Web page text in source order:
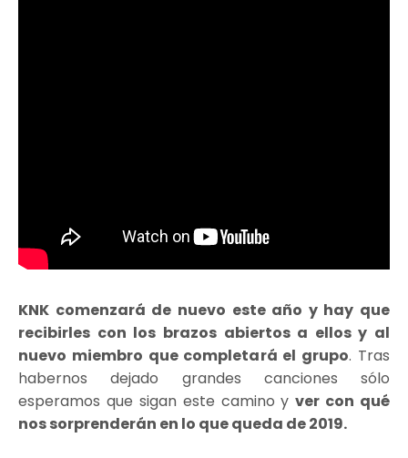
KNK comenzará de nuevo este año y hay que
recibirles con los brazos abiertos a ellos y al
nuevo miembro que completará el grupo. Tras
habernos dejado grandes canciones sólo
esperamos que sigan este camino yver con qué
nos sorprenderán en lo que queda de 2019.